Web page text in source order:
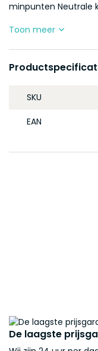
minpunten Neutrale
Toon meer
SKU
EAN
De laagste